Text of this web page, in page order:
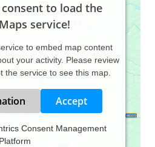
to load the
service!
to embed map content
your activity. Please review
the service to see this map.
Accept
Consent Management
Platform